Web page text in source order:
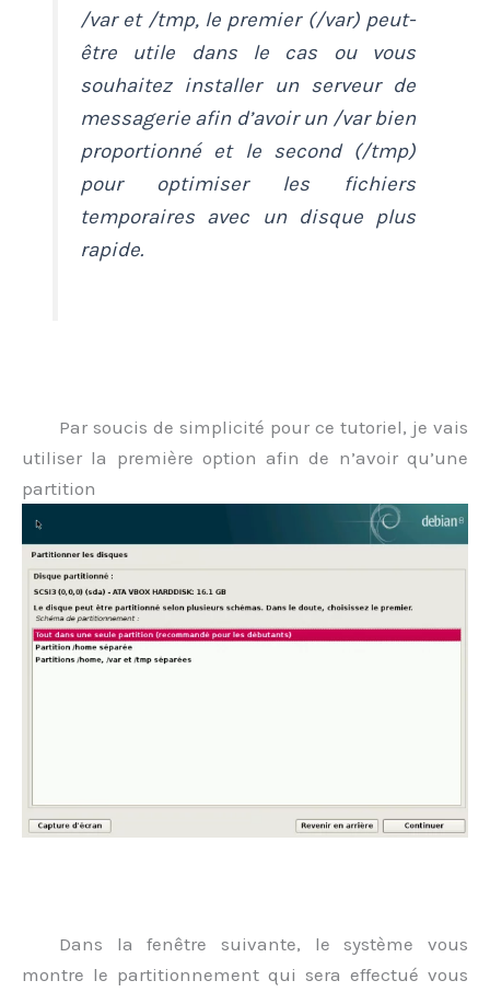
/var et /tmp, le premier (/var) peut-
être utile dans le cas ou vous
souhaitez installer un serveur de
messagerie afin d’avoir un /var bien
proportionné et le second (/tmp)
pour optimiser les fichiers
temporaires avec un disque plus
rapide.
Par soucis de simplicité pour ce tutoriel, je vais
utiliser la première option afin de n’avoir qu’une
partition
Dans la fenêtre suivante, le système vous
montre le partitionnement qui sera effectué vous